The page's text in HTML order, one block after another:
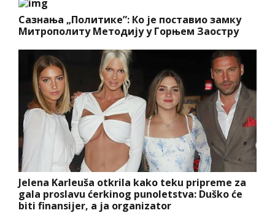
Сазнања „Политике”: Ко је поставио замку
Митрополиту Методију у Горњем Заостру
Jelena Karleuša otkrila kako teku pripreme za
gala proslavu ćerkinog punoletstva: Duško će
biti finansijer, a ja organizator